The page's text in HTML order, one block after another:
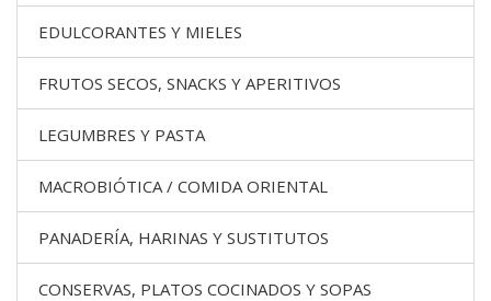
EDULCORANTES Y MIELES
FRUTOS SECOS, SNACKS Y APERITIVOS
LEGUMBRES Y PASTA
MACROBIÓTICA / COMIDA ORIENTAL
PANADERÍA, HARINAS Y SUSTITUTOS
CONSERVAS, PLATOS COCINADOS Y SOPAS